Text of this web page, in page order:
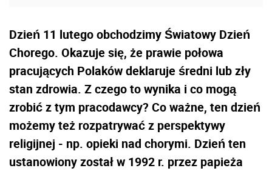
Dzień 11 lutego obchodzimy Światowy Dzień
Chorego. Okazuje się, że prawie połowa
pracujących Polaków deklaruje średni lub zły
stan zdrowia. Z czego to wynika i co mogą
zrobić z tym pracodawcy? Co ważne, ten dzień
możemy też rozpatrywać z perspektywy
religijnej - np. opieki nad chorymi. Dzień ten
ustanowiony został w 1992 r. przez papieża